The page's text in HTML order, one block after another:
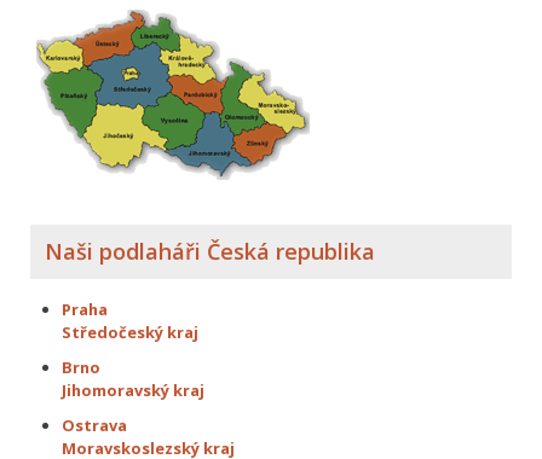
Naši podlaháři Česká republika
Praha
Středočeský kraj
Brno
Jihomoravský kraj
Ostrava
Moravskoslezský kraj